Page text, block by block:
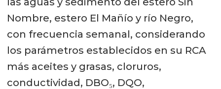
Nombre, estero El Mañío y río Negro,
con frecuencia semanal, considerando
los parámetros establecidos en su RCA
más aceites y grasas, cloruros,
conductividad, DBO₅, DQO,